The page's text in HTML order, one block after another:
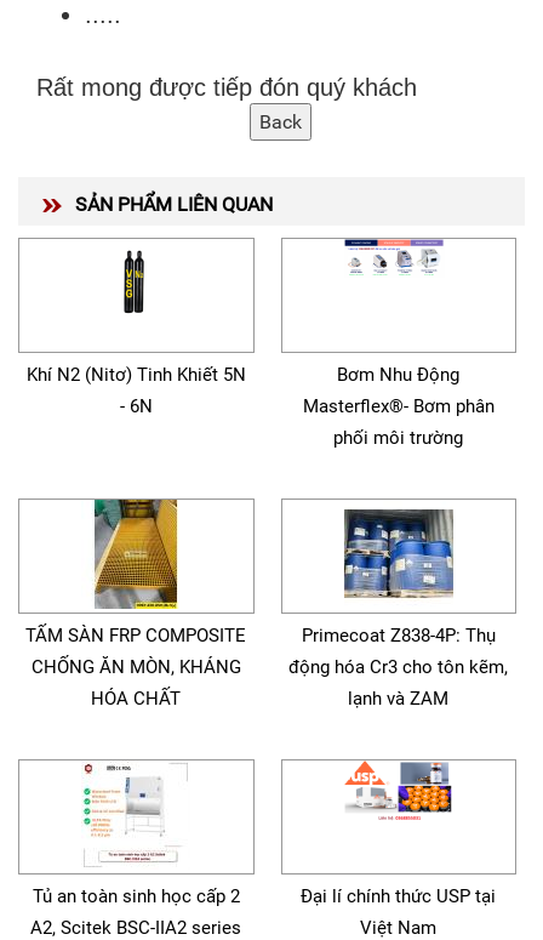
.....
Rất mong được tiếp đón quý khách
SẢN PHẨM LIÊN QUAN
Khí N2 (Nitơ) Tinh Khiết 5N
- 6N
Bơm Nhu Động
Masterflex®- Bơm phân
phối môi trường
TẤM SÀN FRP COMPOSITE
CHỐNG ĂN MÒN, KHÁNG
HÓA CHẤT
Primecoat Z838-4P: Thụ
động hóa Cr3 cho tôn kẽm,
lạnh và ZAM
Tủ an toàn sinh học cấp 2
A2, Scitek BSC-IIA2 series
Đại lí chính thức USP tại
Việt Nam